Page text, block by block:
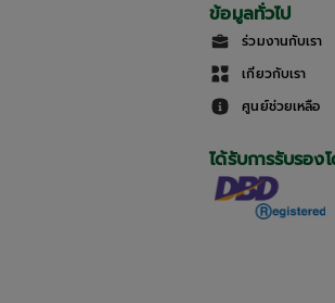
ข้อมูลทั่วไป
ร่วมงานกับเรา
เกี่ยวกับเรา
ศูนย์ช่วยเหลือ
ได้รับการรับรอง